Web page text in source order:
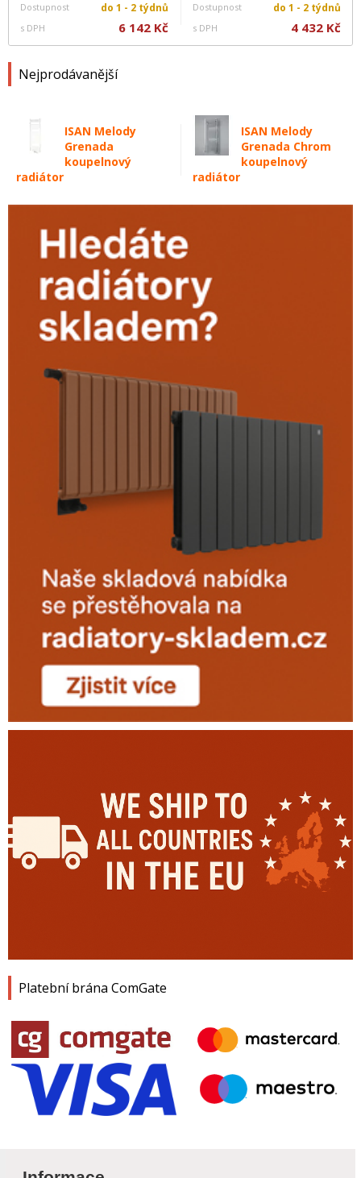
Dostupnost do 1 - 2 týdnů
s DPH 6 142 Kč
Dostupnost do 1 - 2 týdnů
s DPH 4 432 Kč
Nejprodávanější
ISAN Melody
Grenada
koupelnový
radiátor
ISAN Melody
Grenada Chrom
koupelnový
radiátor
Platební brána ComGate